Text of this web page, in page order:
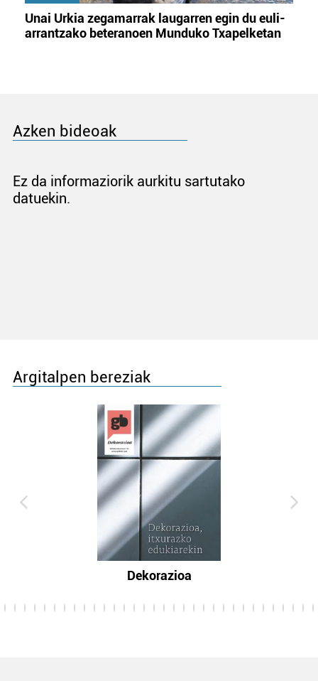
Unai Urkia zegamarrak laugarren egin du euli-
arrantzako beteranoen Munduko Txapelketan
Azken bideoak
Ez da informaziorik aurkitu sartutako
datuekin.
Argitalpen bereziak
Dekorazioa